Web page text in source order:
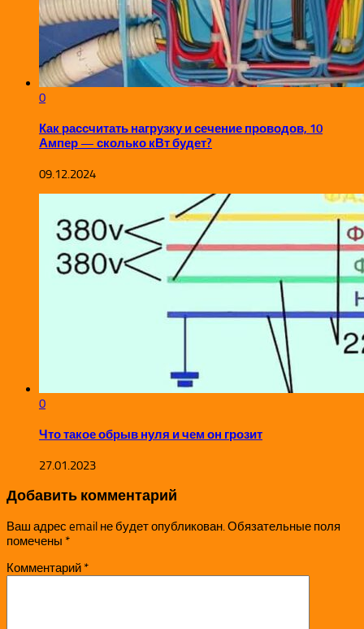
0
Как рассчитать нагрузку и сечение проводов, 10
Ампер — сколько кВт будет?
09.12.2024
0
Что такое обрыв нуля и чем он грозит
27.01.2023
Добавить комментарий
Ваш адрес email не будет опубликован.Обязательные поля
помечены *
Комментарий *